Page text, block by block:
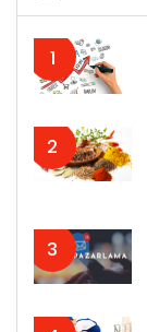
1
2
3